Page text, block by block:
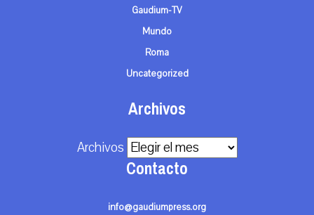
Gaudium-TV
Mundo
Roma
Uncategorized
Archivos
Archivos
Contacto
info@gaudiumpress.org